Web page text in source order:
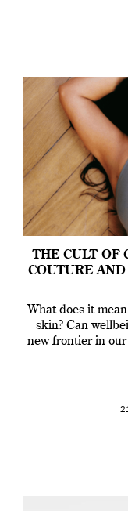
THE CULT OF
COUTURE
What does it
skin? Can
new frontier in